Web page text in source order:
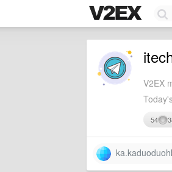
V2EX
54